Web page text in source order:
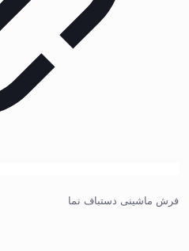
فرش ماشینی دستباف نما